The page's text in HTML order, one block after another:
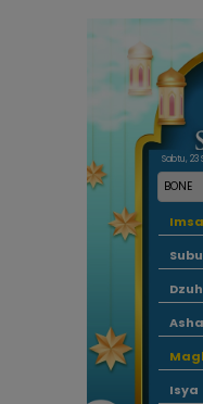
Sabtu, 23
Isya